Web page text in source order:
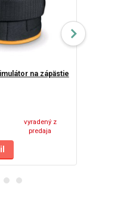
na zápästie
vyradený z
predaja